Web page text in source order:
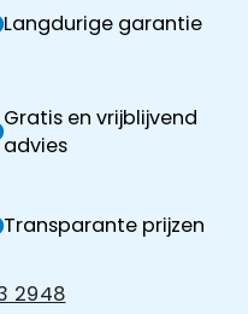
Langdurige garantie
Gratis en vrijblijvend
advies
Transparante prijzen
2948